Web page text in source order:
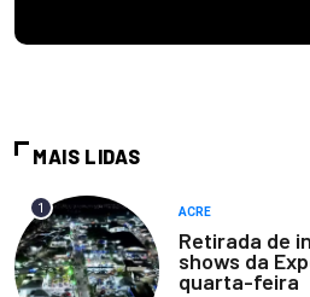
MAIS LIDAS
1 ACRE
Retirada de
shows da
quarta-feira